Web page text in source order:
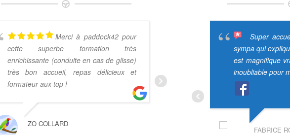
Merci à paddock42 pour
cette superbe formation très
enrichissante (conduite en cas de glisse)
très bon accueil, repas délicieux et
formateur aux top !
ZO COLLARD
Super
technique et du rapide. Merci
sur place ! On reviendra
Super
sympa qui
est magnifique
inoubliable pour
FABRICE